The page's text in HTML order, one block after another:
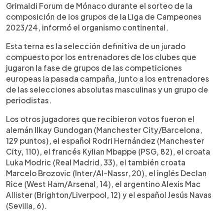
Grimaldi Forum de Mónaco durante el sorteo de la
composición de los grupos de la Liga de Campeones
2023/24, informó el organismo continental.
Esta terna es la selección definitiva de un jurado
compuesto por los entrenadores de los clubes que
jugaron la fase de grupos de las competiciones
europeas la pasada campaña, junto a los entrenadores
de las selecciones absolutas masculinas y un grupo de
periodistas.
Los otros jugadores que recibieron votos fueron el
alemán Ilkay Gundogan (Manchester City/Barcelona,
129 puntos), el español Rodri Hernández (Manchester
City, 110), el francés Kylian Mbappe (PSG, 82), el croata
Luka Modric (Real Madrid, 33), el también croata
Marcelo Brozovic (Inter/Al-Nassr, 20), el inglés Declan
Rice (West Ham/Arsenal, 14), el argentino Alexis Mac
Allister (Brighton/Liverpool, 12) y el español Jesús Navas
(Sevilla, 6).